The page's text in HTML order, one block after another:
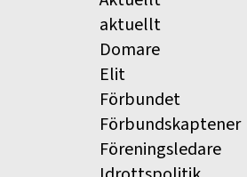
aktuellt
Domare
Elit
Förbundet
Förbundskaptener
Föreningsledare